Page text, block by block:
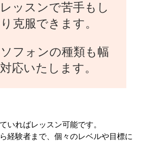
ッスンで苦手もし
克服できます。
フォンの種類も幅
応いたします。
いればレッスン可能です。
経験者まで、個々のレベルや目標に